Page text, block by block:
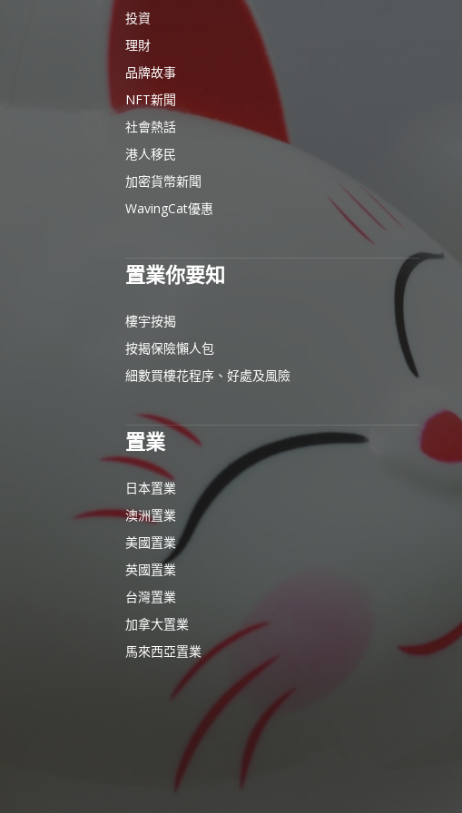
投資
理財
品牌故事
NFT新聞
社會熱話
港人移民
加密貨幣新聞
WavingCat優惠
置業你要知
樓宇按揭
按揭保險懶人包
細數買樓花程序、好處及風險
置業
日本置業
澳洲置業
美國置業
英國置業
台灣置業
加拿大置業
馬來西亞置業